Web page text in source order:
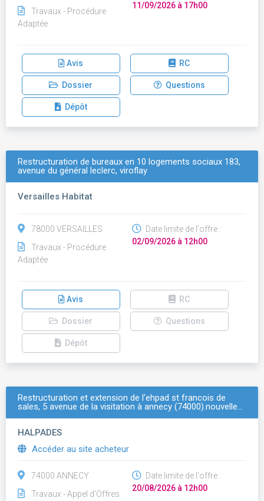
Travaux - Procédure
Adaptée
11/09/2026 à 17h00
Avis RC
Dossier Questions
Dépôt
Restructuration de bureaux en 10 logements sociaux 183,
avenue du général leclerc, viroflay
Versailles Habitat
78000 VERSAILLES
Travaux - Procédure
Adaptée
Date limite de l'offre :
02/09/2026 à 12h00
Avis RC
Dossier Questions
Dépôt
Restructuration et extension de l'ehpad st francois de
sales, 5 avenue de la visitation à annecy (74000).nouvelle…
HALPADES
Accéder au site acheteur
74000 ANNECY
Travaux - Appel d'Offres
Date limite de l'offre :
20/08/2026 à 12h00